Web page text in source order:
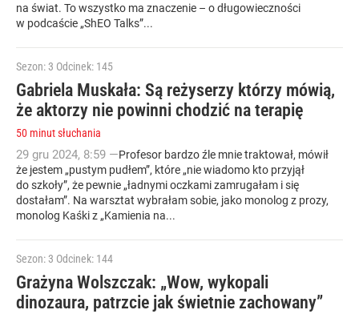
na świat. To wszystko ma znaczenie – o długowieczności
w podcaście „ShEO Talks”...
Sezon: 3 Odcinek: 145
Gabriela Muskała: Są reżyserzy którzy mówią,
że aktorzy nie powinni chodzić na terapię
50 minut słuchania
29 gru 2024, 8:59 —Profesor bardzo źle mnie traktował, mówił
że jestem „pustym pudłem”, które „nie wiadomo kto przyjął
do szkoły”, że pewnie „ładnymi oczkami zamrugałam i się
dostałam”. Na warsztat wybrałam sobie, jako monolog z prozy,
monolog Kaśki z „Kamienia na...
Sezon: 3 Odcinek: 144
Grażyna Wolszczak: „Wow, wykopali
dinozaura, patrzcie jak świetnie zachowany”